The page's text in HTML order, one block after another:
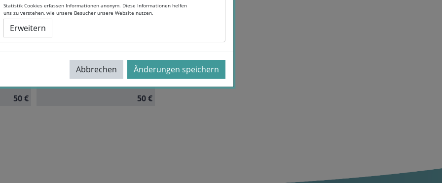
50 €
Mobile, Apps und Wearables
Dauer:6 Monate
Autor/in:Sandra Bayer
German
50 €
Statistik Cookies erfassen Informationen anonym. Diese Informationen helfen
uns zu verstehen, wie unsere Besucher unsere Website nutzen.
Erweitern
Abbrechen Änderungen speichern
Statistik Cookies erfassen Informationen anonym. Diese Informationen helfen
uns zu verstehen, wie unsere Besucher unsere Website nutzen.
Erweitern
Abbrechen Änderungen speichern